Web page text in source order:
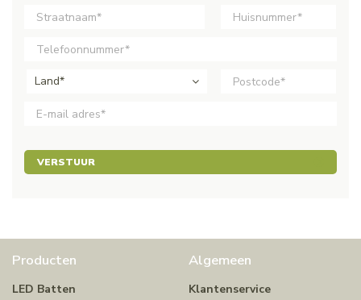
Land*
VERSTUUR
Producten
LED Batten
Algemeen
Klantenservice